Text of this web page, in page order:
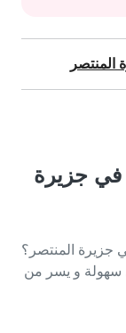
المنتصر
في جزيرة
جزيرة المنتصر؟
سهولة و يسر من